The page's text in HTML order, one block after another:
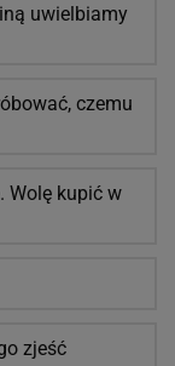
uwielbiamy
czemu
Wolę kupić w
zjeść